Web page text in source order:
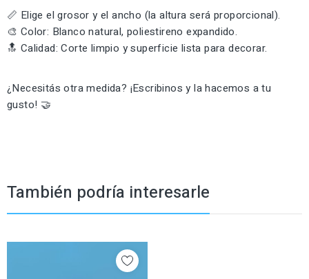
📏 Elige el grosor y el ancho (la altura será proporcional).
🎨 Color: Blanco natural, poliestireno expandido.
🔝 Calidad: Corte limpio y superficie lista para decorar.
¿Necesitás otra medida? ¡Escribinos y la hacemos a tu
gusto! 🤝
También podría interesarle